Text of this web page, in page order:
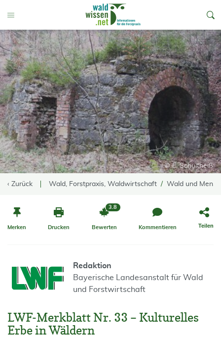
Toggle Menu
© E. Schultheiß
‹ Zurück Wald, Forstpraxis, Waldwirtschaft Wald und
Merken Drucken Bewerten
3.8
Kommentieren Teilen
Redaktion
Bayerische Landesanstalt für Wald
und Forstwirtschaft
LWF-Merkblatt Nr. 33 – Kulturelles
Erbe in Wäldern